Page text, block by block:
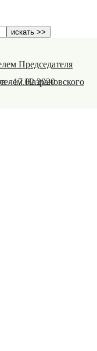
Председателя
-17.02.2020
Назрановского